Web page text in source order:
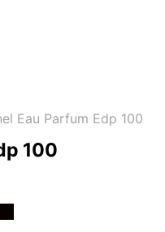
Eau Parfum Edp 100
100